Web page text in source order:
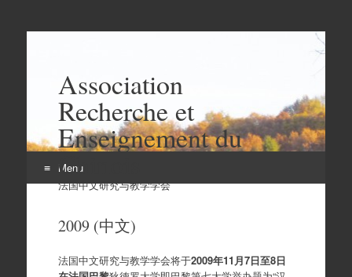
Association
Recherche et
Enseignement du
Chinois
法国中文研究与教学学会
Menu
contenu2009 (中文)
法国中文研究与教学学会将于2009年11月7日至8日